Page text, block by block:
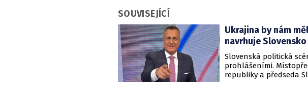
SOUVISEJÍCÍ
Ukrajina by nám
navrhuje Slovensko
Slovenská politická
prohlášeními.
republiky a předseda